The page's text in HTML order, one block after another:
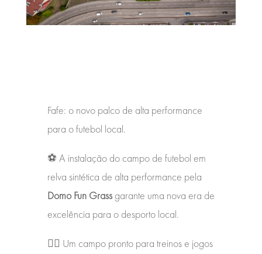
Fafe: o novo palco de alta performance
para o futebol local.
⚽️ A instalação do campo de futebol em
relva sintética de alta performance pela
Domo Fun Grassgarante uma nova era de
excelência para o desporto local.
👉🏽 Um campo pronto para treinos e jogos